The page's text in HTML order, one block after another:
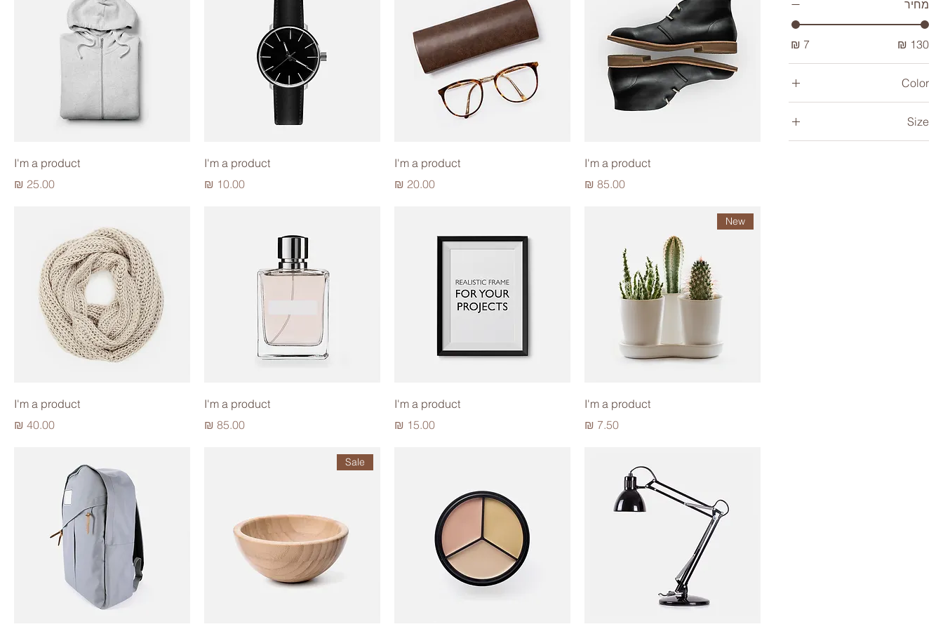
מחיר
Color
Size
I'm a product
מחיר
I'm a product
מחיר
I'm a product
מחיר
I'm a product
מחיר
New
I'm a product
מחיר
I'm a product
מחיר
I'm a product
מחיר
I'm a product
מחיר
Sale